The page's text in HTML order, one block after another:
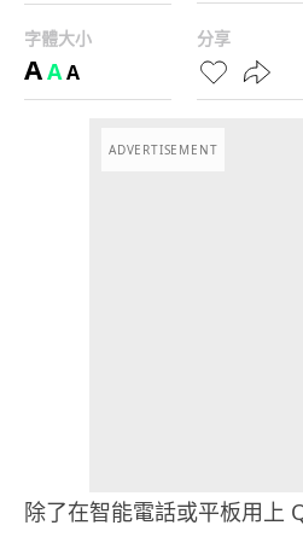
字體大小
AAA
分享
ADVERTISEMENT
除了在智能電話或平板用上